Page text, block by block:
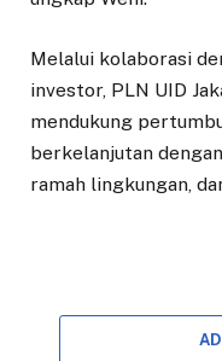
Melalui kolaborasi
investor, PLN UID
mendukung
berkelanjutan
ramah lingkungan,